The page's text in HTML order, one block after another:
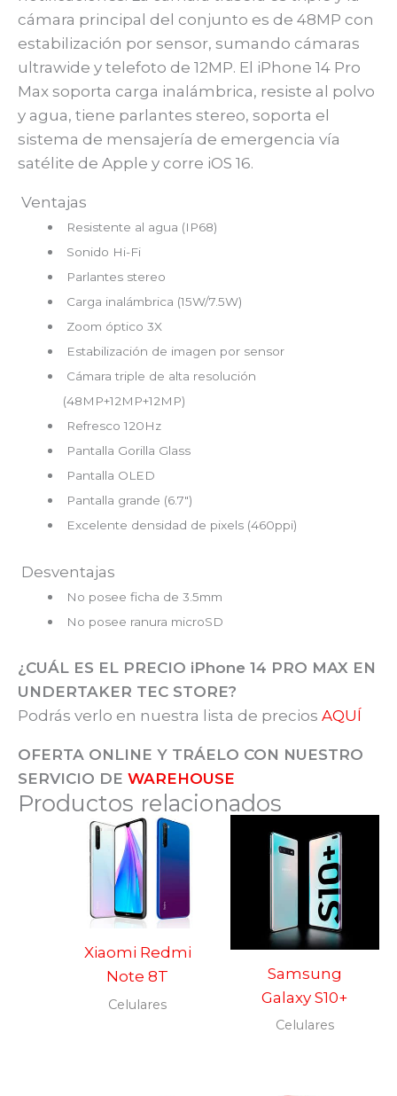
cámara principal del conjunto es de 48MP con
estabilización por sensor, sumando cámaras
ultrawide y telefoto de 12MP. El iPhone 14 Pro
Max soporta carga inalámbrica, resiste al polvo
y agua, tiene parlantes stereo, soporta el
sistema de mensajería de emergencia vía
satélite de Apple y corre iOS 16.
Ventajas
Resistente al agua (IP68)
Sonido Hi-Fi
Parlantes stereo
Carga inalámbrica (15W/7.5W)
Zoom óptico 3X
Estabilización de imagen por sensor
Cámara triple de alta resolución
(48MP+12MP+12MP)
Refresco 120Hz
Pantalla Gorilla Glass
Pantalla OLED
Pantalla grande (6.7″)
Excelente densidad de pixels (460ppi)
Desventajas
No posee ficha de 3.5mm
No posee ranura microSD
¿CUÁL ES EL PRECIO iPhone 14 PRO MAX EN
UNDERTAKER TEC STORE?
Podrás verlo en nuestra lista de precios AQUÍ
OFERTA ONLINE Y TRÁELO CON NUESTRO
SERVICIO DE WAREHOUSE
Productos relacionados
Xiaomi Redmi
Note 8T
Celulares
Samsung
Galaxy S10+
Celulares